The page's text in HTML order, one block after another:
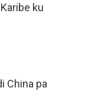
ku
China pa